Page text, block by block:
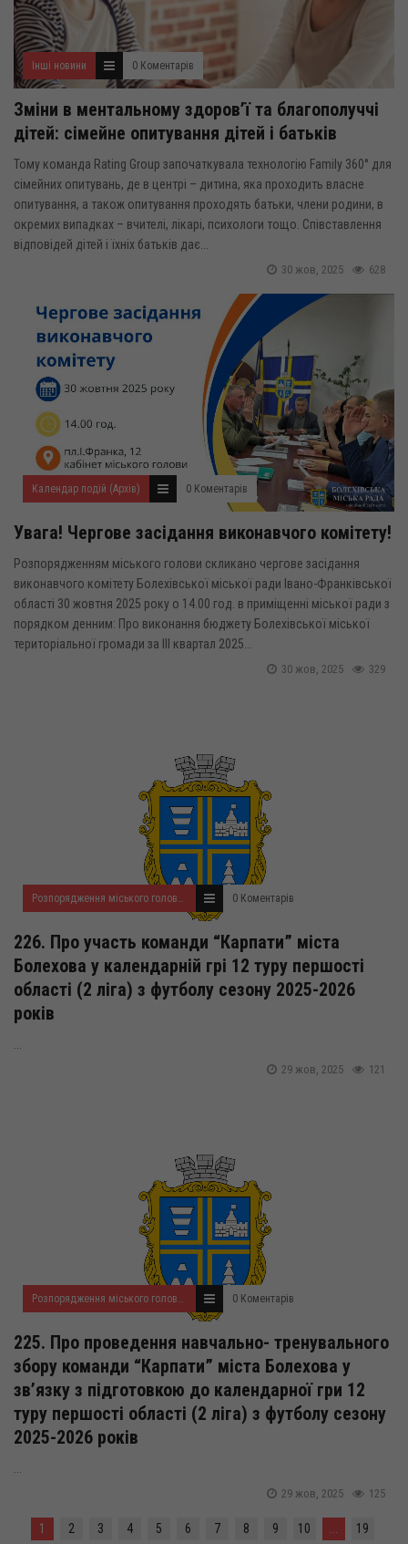
Інші новини 0 Коментарів
Зміни в ментальному здоров’ї та благополуччі
дітей: сімейне опитування дітей і батьків
Тому команда Rating Group започаткувала технологію Family 360° для
сімейних опитувань, де в центрі – дитина, яка проходить власне
опитування, а також опитування проходять батьки, члени родини, в
окремих випадках – вчителі, лікарі, психологи тощо. Співставлення
відповідей дітей і їхніх батьків дає...
628
30 жов, 2025
Календар подій (Архів) 0 Коментарів
Увага! Чергове засідання виконавчого комітету!
Розпорядженням міського голови скликано чергове засідання
виконавчого комітету Болехівської міської ради Івано-Франківської
області 30 жовтня 2025 року о 14.00 год. в приміщенні міської ради з
порядком денним: Про виконання бюджету Болехівської міської
територіальної громади за ІІІ квартал 2025...
329
30 жов, 2025
Розпорядження міського голови за 2025 рік 0 Коментарів
226. Про участь команди “Карпати” міста
Болехова у календарній грі 12 туру першості
області (2 ліга) з футболу сезону 2025-2026
років
121
29 жов, 2025
Розпорядження міського голови за 2025 рік 0 Коментарів
225. Про проведення навчально- тренувального
збору команди “Карпати” міста Болехова у
зв’язку з підготовкою до календарної гри 12
туру першості області (2 ліга) з футболу сезону
2025-2026 років
125
29 жов, 2025
1 2 3 4 5 6 7 8 9 10 19